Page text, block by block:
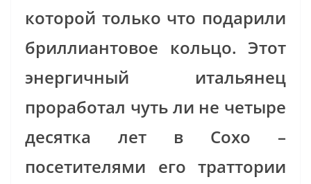
которой только что подарили
бриллиантовое кольцо. Этот
энергичный итальянец
проработал чуть ли не четыре
десятка лет в Сохо –
посетителями его траттории